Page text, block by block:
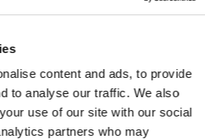
content and ads, to provide
to analyse our traffic. We also
use of our site with our social
partners who may
€68,25